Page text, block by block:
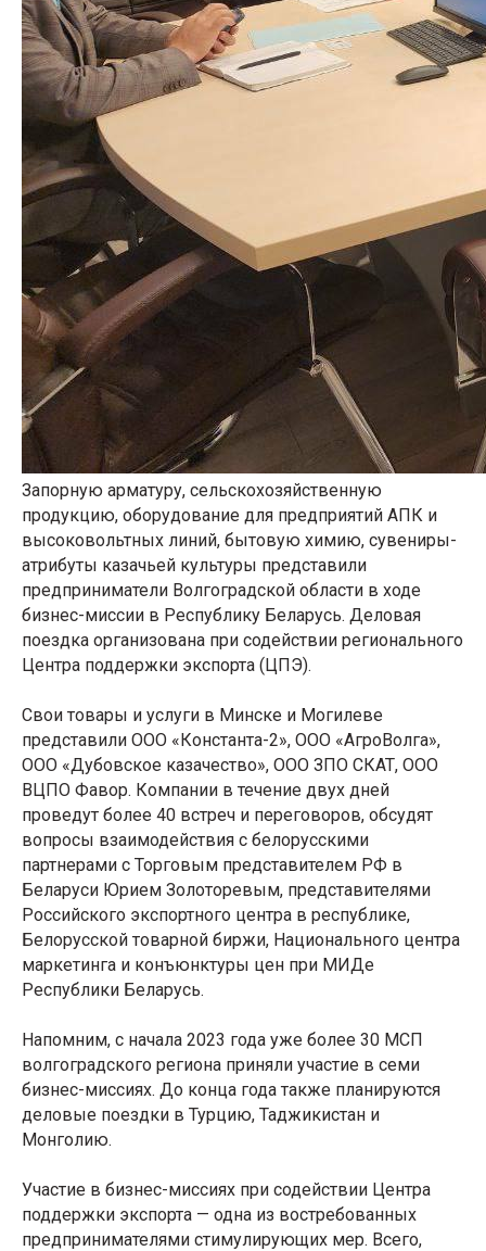
Запорную арматуру, сельскохозяйственную
продукцию, оборудование для предприятий АПК и
высоковольтных линий, бытовую химию, сувениры-
атрибуты казачьей культуры представили
предприниматели Волгоградской области в ходе
бизнес-миссии в Республику Беларусь. Деловая
поездка организована при содействии регионального
Центра поддержки экспорта (ЦПЭ).
Свои товары и услуги в Минске и Могилеве
представили ООО «Константа-2», ООО «АгроВолга»,
ООО «Дубовское казачество», ООО ЗПО СКАТ, ООО
ВЦПО Фавор. Компании в течение двух дней
проведут более 40 встреч и переговоров, обсудят
вопросы взаимодействия с белорусскими
партнерами с Торговым представителем РФ в
Беларуси Юрием Золоторевым, представителями
Российского экспортного центра в республике,
Белорусской товарной биржи, Национального центра
маркетинга и конъюнктуры цен при МИДе
Республики Беларусь.
Напомним, с начала 2023 года уже более 30 МСП
волгоградского региона приняли участие в семи
бизнес-миссиях. До конца года также планируются
деловые поездки в Турцию, Таджикистан и
Монголию.
Участие в бизнес-миссиях при содействии Центра
поддержки экспорта — одна из востребованных
предпринимателями стимулирующих мер. Всего,